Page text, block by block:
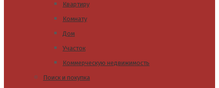
Квартиру
Комнату
Дом
Участок
Коммерческую недвижимость
Поиск и покупка